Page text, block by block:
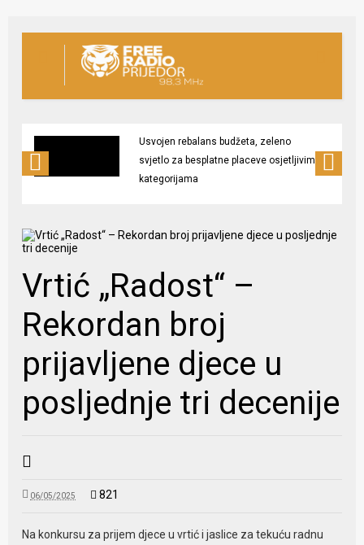
Usvojen rebalans budžeta, zeleno
svjetlo za besplatne placeve osjetljivim
kategorijama
Vrtić „Radost“ –
Rekordan broj
prijavljene djece u
posljednje tri decenije
06/05/2025 821
Na konkursu za prijem djece u vrtić i jaslice za tekuću radnu